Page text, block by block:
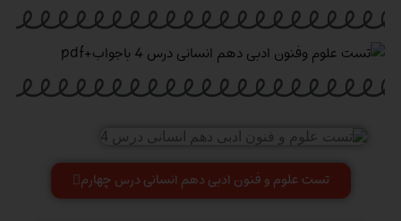
تست علوم و فنون ادبی دهم انسانی درس چهارم